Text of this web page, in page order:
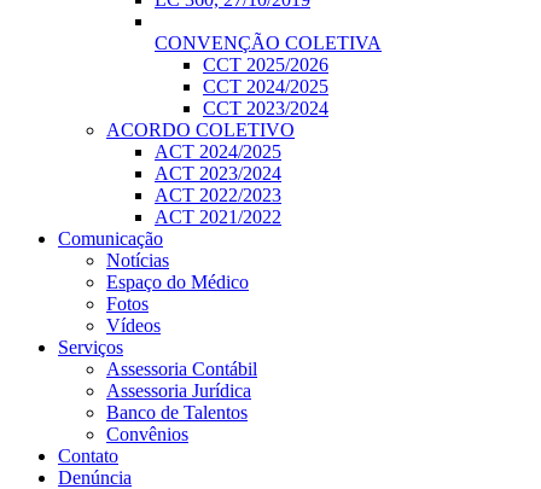
CONVENÇÃO COLETIVA
CCT 2025/2026
CCT 2024/2025
CCT 2023/2024
ACORDO COLETIVO
ACT 2024/2025
ACT 2023/2024
ACT 2022/2023
ACT 2021/2022
Comunicação
Notícias
Espaço do Médico
Fotos
Vídeos
Serviços
Assessoria Contábil
Assessoria Jurídica
Banco de Talentos
Convênios
Contato
Denúncia